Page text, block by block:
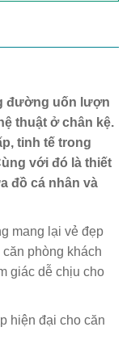
đường uốn lượn
thuật ở chân kệ.
tinh tế trong
với đó là thiết
đồ cá nhân và
mang lại vẻ đẹp
phòng khách
giác dễ chịu cho
hiện đại cho căn